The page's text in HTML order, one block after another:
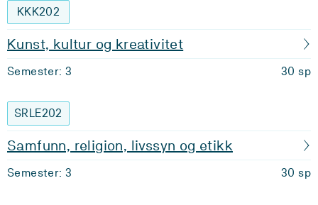
KKK202
Kunst, kultur og kreativitet
Semester: 3 30 sp
SRLE202
Samfunn, religion, livssyn og etikk
Semester: 3 30 sp